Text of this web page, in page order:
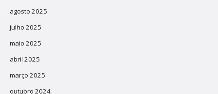
agosto 2025
julho 2025
maio 2025
abril 2025
março 2025
outubro 2024